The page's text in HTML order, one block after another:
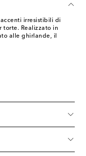
irresistibili di
torte. Realizzato in
alle ghirlande, il